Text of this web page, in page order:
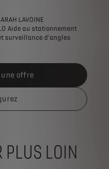
LAVOINE
Aide au stationnement
surveillance d'angles
une offre
PLUS LOIN